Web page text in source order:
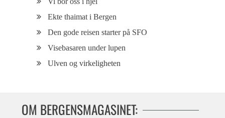
Ekte thaimat i Bergen
Den gode reisen starter på SFO
Visebasaren under lupen
Ulven og virkeligheten
OM BERGENSMAGASINET: